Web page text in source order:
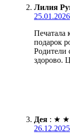
Лилия
25.01.2026
Печатала
подарок
Родители
здорово.
Дея : ★ ★
26.12.2025